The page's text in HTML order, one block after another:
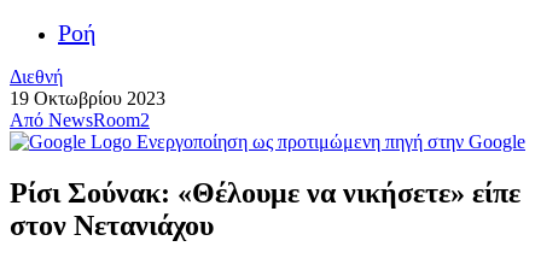
Ροή
Διεθνή
19 Οκτωβρίου 2023
Από NewsRoom2
Ενεργοποίηση ως προτιμώμενη πηγή στην Google
Ρίσι Σούνακ: «Θέλουμε να νικήσετε» είπε
στον Νετανιάχου